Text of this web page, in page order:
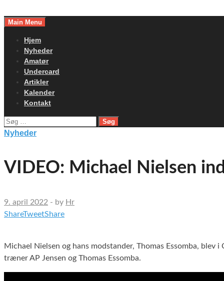
toMain Menu
Hjem
Nyheder
Amatør
Undercard
Artikler
Kalender
Kontakt
Søg
efter:
Nyheder
VIDEO: Michael Nielsen
9. april 2022 - by Hr
ShareTweetShare
Michael Nielsen og hans modstander, Thomas Essomba,
træner AP Jensen og Thomas Essomba.